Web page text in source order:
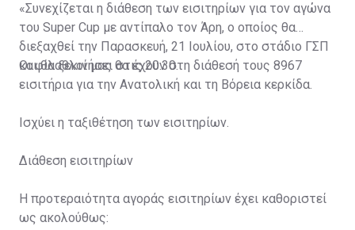
«Συνεχίζεται η διάθεση των εισιτηρίων για τον αγώνα
του Super Cup με αντίπαλο τον Άρη, ο οποίος θα
διεξαχθεί την Παρασκευή, 21 Ιουλίου, στο στάδιο ΓΣΠ
και θα ξεκινήσει στις 20:30.
Οι φίλαθλοί μας θα έχουν στη διάθεσή τους 8967
εισιτήρια για την Ανατολική και τη Βόρεια κερκίδα.
Ισχύει η ταξιθέτηση των εισιτηρίων.
Διάθεση εισιτηρίων
Η προτεραιότητα αγοράς εισιτηρίων έχει καθοριστεί
ως ακολούθως: